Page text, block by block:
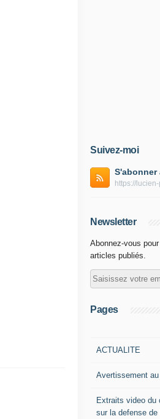
Suivez-moi
S'abonner
https://
Newsletter
Abonnez-vous
articles publiés.
Pages
ACTUALITE
Avertissement
Extraits video du
sur la defense